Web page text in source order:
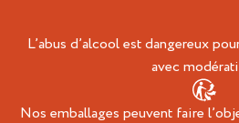
L’abus d’alcool est dangereux
avec
Nos emballages peuvent faire